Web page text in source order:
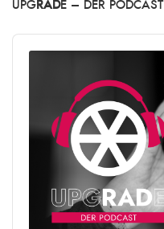
UPG RADE – DER PODCAST
Audio
Player